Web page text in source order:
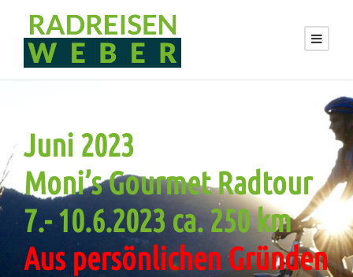
Juni 2023
Moni’s Gourmet Radtour
7.- 10.6.2023 ca. 250 km
Aus persönlichen Gründen